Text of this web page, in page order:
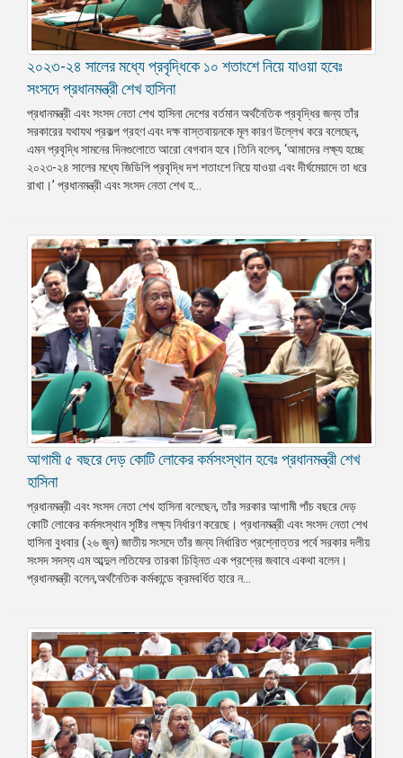
২০২৩-২৪ সালের মধ্যে প্রবৃদ্ধিকে ১০ শতাংশে নিয়ে যাওয়া হবেঃ
সংসদে প্রধানমন্ত্রী শেখ হাসিনা
প্রধানমন্ত্রী এবং সংসদ নেতা শেখ হাসিনা দেশের বর্তমান অর্থনৈতিক প্রবৃদ্ধির জন্য তাঁর
সরকারের যথাযথ প্রকল্প গ্রহণ এবং দক্ষ বাস্তবায়নকে মূল কারণ উল্লেখ করে বলেছেন,
এমন প্রবৃদ্ধি সামনের দিনগুলোতে আরো বেগবান হবে।তিনি বলেন, ‘আমাদের লক্ষ্য হচ্ছে
২০২৩-২৪ সালের মধ্যে জিডিপি প্রবৃদ্ধি দশ শতাংশে নিয়ে যাওয়া এবং দীর্ঘমেয়াদে তা ধরে
রাখা।’ প্রধানমন্ত্রী এবং সংসদ নেতা শেখ হ...
আগামী ৫ বছরে দেড় কোটি লোকের কর্মসংস্থান হবেঃ প্রধানমন্ত্রী শেখ
হাসিনা
প্রধানমন্ত্রী এবং সংসদ নেতা শেখ হাসিনা বলেছেন, তাঁর সরকার আগামী পাঁচ বছরে দেড়
কোটি লোকের কর্মসংস্থান সৃষ্টির লক্ষ্য নির্ধারণ করেছে। প্রধানমন্ত্রী এবং সংসদ নেতা শেখ
হাসিনা বুধবার (২৬ জুন) জাতীয় সংসদে তাঁর জন্য নির্ধারিত প্রশ্নোত্তর পর্বে সরকার দলীয়
সংসদ সদস্য এম আব্দুল লতিফের তারকা চিহ্নিত এক প্রশ্নের জবাবে একথা বলেন।
প্রধানমন্ত্রী বলেন,অর্থনৈতিক কর্মকান্ডে ক্রমবর্ধিত হারে ন...